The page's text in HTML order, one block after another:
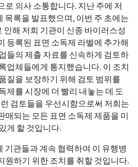
로 의사 소통합니다. 지난 주에 저
목록을 발표했으며, 이번 주 초에는
인해 저희 기관이 신종 바이러스성
등록된 표면 소독제 라벨에 추가해
들의 제출 자료를 신속하게 검토하
업체들에게 통지했습니다. 이 조치
질을 보장하기 위해 검토 범위를
제를 시장에 더 빨리 내놓는 데 도
검토들을 우선시함으로써 저희는
매되는 모든 표면 소독제 제품을 미
게 할 것입니다.
기관들과 계속 협력하여 이 유행병
원하기 위한 조치를 취할 것입니다.